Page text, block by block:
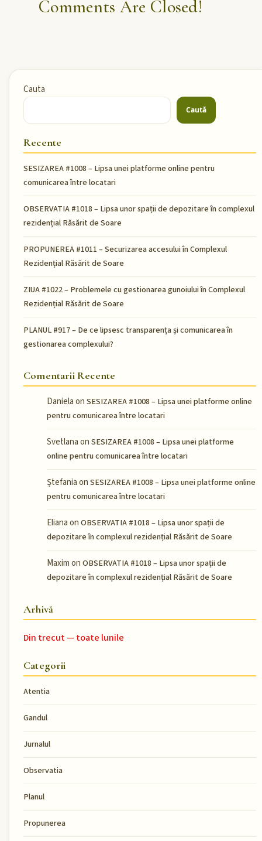
Comments Are Closed!
Cauta
Caută
Recente
SESIZAREA #1008 – Lipsa unei platforme online pentru
comunicarea între locatari
OBSERVATIA #1018 – Lipsa unor spații de depozitare în complexul
rezidențial Răsărit de Soare
PROPUNEREA #1011 – Securizarea accesului în Complexul
Rezidențial Răsărit de Soare
ZIUA #1022 – Problemele cu gestionarea gunoiului în Complexul
Rezidențial Răsărit de Soare
PLANUL #917 – De ce lipsesc transparența și comunicarea în
gestionarea complexului?
Comentarii Recente
Danielaon SESIZAREA #1008 – Lipsa unei platforme online
pentru comunicarea între locatari
Svetlanaon SESIZAREA #1008 – Lipsa unei platforme
online pentru comunicarea între locatari
Ștefaniaon SESIZAREA #1008 – Lipsa unei platforme online
pentru comunicarea între locatari
Elianaon OBSERVATIA #1018 – Lipsa unor spații de
depozitare în complexul rezidențial Răsărit de Soare
Maximon OBSERVATIA #1018 – Lipsa unor spații de
depozitare în complexul rezidențial Răsărit de Soare
Arhivă
Din trecut — toate lunile
Categorii
Atentia
Gandul
Jurnalul
Observatia
Planul
Propunerea